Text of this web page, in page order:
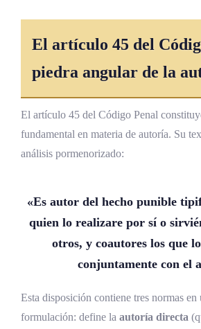
El artículo 45 del
piedra angular de la
El artículo 45 del Código Penal
fundamental en materia de autoría. Su
análisis pormenorizado:
«Es autor del hecho punible
quien lo realizare por sí o
otros, y coautores los que
conjuntamente con el
Esta disposición contiene tres normas en
formulación: define la autoría directa